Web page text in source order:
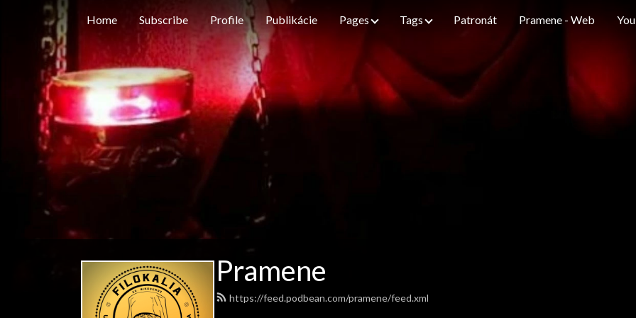
Home Subscribe Profile Publikácie Pages Tags Patronát Pramene - Web
Pramene
https://feed.podbean.com/pramene/feed.xml